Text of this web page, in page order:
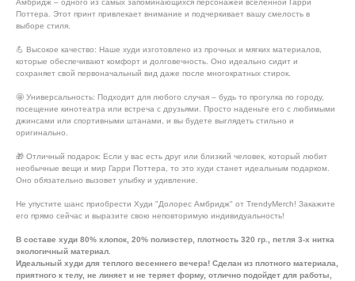
Амбридж – одного из самых запоминающихся персонажей вселенной Гарри
Поттера. Этот принт привлекает внимание и подчеркивает вашу смелость в
выборе стиля.
💪 Высокое качество: Наше худи изготовлено из прочных и мягких материалов,
которые обеспечивают комфорт и долговечность. Оно идеально сидит и
сохраняет свой первоначальный вид даже после многократных стирок.
🤩 Универсальность: Подходит для любого случая – будь то прогулка по городу,
посещение кинотеатра или встреча с друзьями. Просто наденьте его с любимыми
джинсами или спортивными штанами, и вы будете выглядеть стильно и
оригинально.
🎁 Отличный подарок: Если у вас есть друг или близкий человек, который любит
необычные вещи и мир Гарри Поттера, то это худи станет идеальным подарком.
Оно обязательно вызовет улыбку и удивление.
Не упустите шанс приобрести Худи "Долорес Амбридж" от TrendyMerch! Закажите
его прямо сейчас и выразите свою неповторимую индивидуальность!
В составе худи 80% хлопок, 20% полиэстер, плотность 320 гр., петля 3-х нитка
экологичный материал.
Идеальный худи для теплого весеннего вечера! Сделан из плотного материала,
приятного к телу, не линяет и не теряет форму, отлично подойдет для работы,